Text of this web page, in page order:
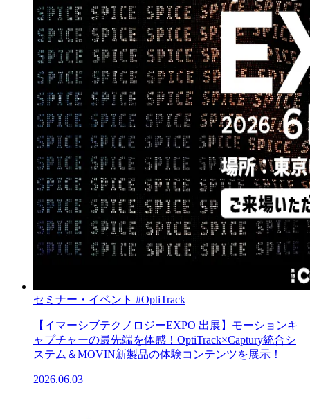
セミナー・イベント #OptiTrack
【イマーシブテクノロジーEXPO 出展】モーションキ
ャプチャーの最先端を体感！OptiTrack×Captury統合シ
ステム＆MOVIN新製品の体験コンテンツを展示！
2026.06.03